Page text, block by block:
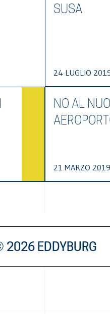
SUSA
24 LUGLIO
NO AL
21 MARZO 2019
2026 EDDYBURG